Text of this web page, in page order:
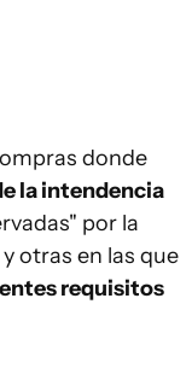
donde
la intendencia
por la
otras en las que
requisitos